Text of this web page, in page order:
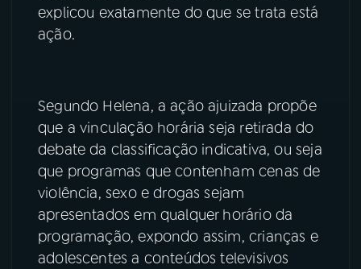
TikTok
explicou exatamente do que se trata está
ação.
Segundo Helena, a ação ajuizada propõe
que a vinculação horária seja retirada do
debate da classificação indicativa, ou seja
que programas que contenham cenas de
violência, sexo e drogas sejam
apresentados em qualquer horário da
programação, expondo assim, crianças e
adolescentes a conteúdos televisivos